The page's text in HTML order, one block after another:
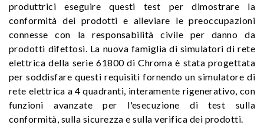
produttrici eseguire questi test per dimostrare la
conformità dei prodotti e alleviare le preoccupazioni
connesse con la responsabilità civile per danno da
prodotti difettosi. La nuova famiglia di simulatori di rete
elettrica della serie 61800 di Chroma è stata progettata
per soddisfare questi requisiti fornendo un simulatore di
rete elettrica a 4 quadranti, interamente rigenerativo, con
funzioni avanzate per l'esecuzione di test sulla
conformità, sulla sicurezza e sulla verifica dei prodotti.